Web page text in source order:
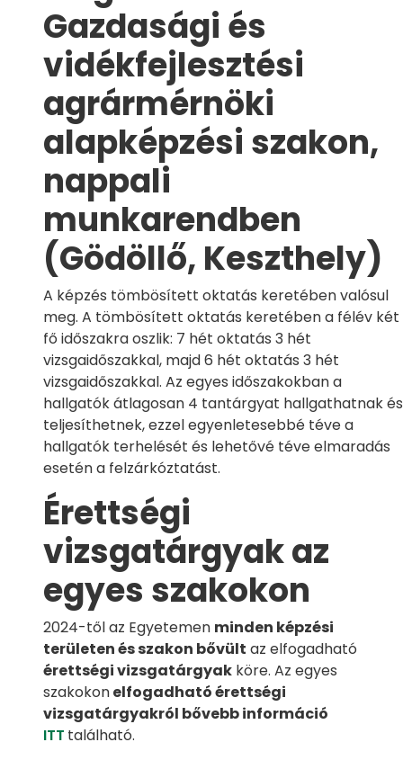
Gazdasági és
vidékfejlesztési
agrármérnöki
alapképzési szakon,
nappali
munkarendben
(Gödöllő, Keszthely)
A képzés tömbösített oktatás keretében valósul
meg. A tömbösített oktatás keretében a félév két
fő időszakra oszlik: 7 hét oktatás 3 hét
vizsgaidőszakkal, majd 6 hét oktatás 3 hét
vizsgaidőszakkal. Az egyes időszakokban a
hallgatók átlagosan 4 tantárgyat hallgathatnak és
teljesíthetnek, ezzel egyenletesebbé téve a
hallgatók terhelését és lehetővé téve elmaradás
esetén a felzárkóztatást.
Érettségi
vizsgatárgyak az
egyes szakokon
2024-től az Egyetemen minden képzési
területen és szakon bővült az elfogadható
érettségi vizsgatárgyak köre. Az egyes
szakokonelfogadható érettségi
vizsgatárgyakról bővebb információ
ITT található.